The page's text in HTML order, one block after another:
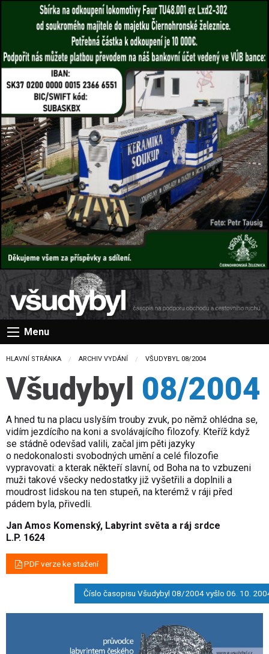
Menu
HLAVNÍ STRÁNKA ARCHIV VYDÁNÍ CURRENT:
VŠUDYBYL 08/2004
Všudybyl 08/2004
A hned tu na placu uslyším trouby zvuk, po němž ohlédna se,
vidím jezdícího na koni a svolávajícího filozofy. Kteříž když
se stádně odevšad valili, začal jim pěti jazyky
o nedokonalosti svobodných umění a celé filozofie
vypravovati: a kterak někteří slavní, od Boha na to vzbuzeni
muži takové všecky nedostatky již vyšetřili a doplnili a
moudrost lidskou na ten stupeň, na kterémž v ráji před
pádem byla, přivedli.
Jan Amos Komenský, Labyrint světa a ráj srdce
L.P. 1624
PDF verze ke stažení
Číslo časopisu Všudybyl 08/2004 vyšlo 06. 10.